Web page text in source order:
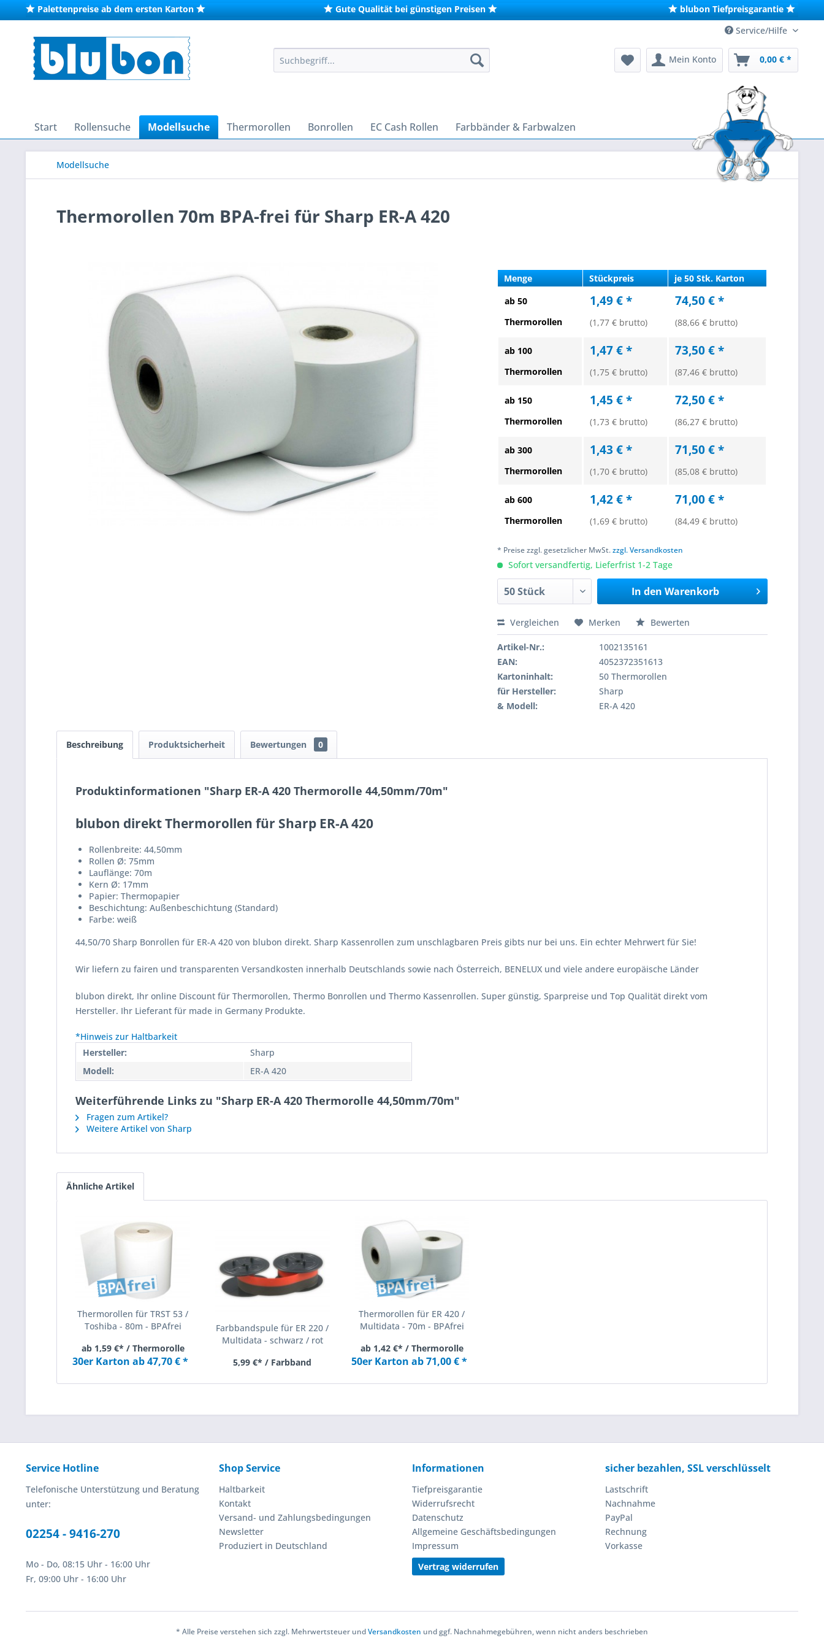
Palettenpreise ab dem ersten Karton Gute Qualität bei günstigen Preisen
blubon Tiefpreisgarantie
Service/Hilfe
Mein Konto 0,00 € *
Start Rollensuche Modellsuche Thermorollen Bonrollen EC Cash Rollen Farbbänder & Farbwalzen
Modellsuche
Thermorollen 70m BPA-frei für Sharp ER-A 420
Menge Stückpreis
je 50 Stk. Karton
ab 50
Thermorollen
1,49 € *
(1,77 € brutto)
74,50 € *
(88,66 € brutto)
ab 100
Thermorollen
1,47 € *
(1,75 € brutto)
73,50 € *
(87,46 € brutto)
ab 150
Thermorollen
1,45 € *
(1,73 € brutto)
72,50 € *
(86,27 € brutto)
ab 300
Thermorollen
1,43 € *
(1,70 € brutto)
71,50 € *
(85,08 € brutto)
ab 600
Thermorollen
1,42 € *
(1,69 € brutto)
71,00 € *
(84,49 € brutto)
* Preise zzgl. gesetzlicher MwSt.zzgl. Versandkosten
Sofort versandfertig, Lieferfrist 1-2 Tage
In den Warenkorb
Vergleichen Merken Bewerten
Artikel-Nr.:
1002135161
EAN:
4052372351613
Kartoninhalt:
50 Thermorollen
für Hersteller:
Sharp
& Modell:
ER-A 420
Beschreibung Produktsicherheit Bewertungen 0
Produktinformationen "Sharp ER-A 420 Thermorolle 44,50mm/70m"
blubon direkt Thermorollen für Sharp ER-A 420
Rollenbreite: 44,50mm
Rollen Ø: 75mm
Lauflänge: 70m
Kern Ø: 17mm
Papier: Thermopapier
Beschichtung: Außenbeschichtung (Standard)
Farbe: weiß
44,50/70 Sharp Bonrollen für ER-A 420 von blubon direkt. Sharp Kassenrollen zum unschlagbaren Preis gibts nur bei uns. Ein echter Mehrwert für Sie!
Wir liefern zu fairen und transparenten Versandkosten innerhalb Deutschlands sowie nach Österreich, BENELUX und viele andere europäische Länder
blubon direkt, Ihr online Discount für Thermorollen, Thermo Bonrollen und Thermo Kassenrollen. Super günstig, Sparpreise und Top Qualität direkt vom
Hersteller. Ihr Lieferant für made in Germany Produkte.
*Hinweis zur Haltbarkeit
Hersteller:
Sharp
Modell:
ER-A 420
Weiterführende Links zu "Sharp ER-A 420 Thermorolle 44,50mm/70m"
Fragen zum Artikel?
Weitere Artikel von Sharp
Ähnliche Artikel
Thermorollen für TRST 53 /
Toshiba - 80m - BPAfrei
ab 1,59 €* / Thermorolle
30er Karton ab 47,70 € *
Farbbandspule für ER 220 /
Multidata - schwarz / rot
5,99 €* / Farbband
Thermorollen für ER 420 /
Multidata - 70m - BPAfrei
ab 1,42 €* / Thermorolle
50er Karton ab 71,00 € *
Service Hotline
Telefonische Unterstützung und Beratung
unter:
02254 - 9416-270
Mo - Do, 08:15 Uhr - 16:00 Uhr
Fr, 09:00 Uhr - 16:00 Uhr
Shop Service
Haltbarkeit
Kontakt
Versand- und Zahlungsbedingungen
Newsletter
Produziert in Deutschland
Informationen
Tiefpreisgarantie
Widerrufsrecht
Datenschutz
Allgemeine Geschäftsbedingungen
Impressum
Vertrag widerrufen
sicher bezahlen, SSL verschlüsselt
Lastschrift
Nachnahme
PayPal
Rechnung
Vorkasse
* Alle Preise verstehen sich zzgl. Mehrwertsteuer undVersandkosten und ggf. Nachnahmegebühren, wenn nicht anders beschrieben